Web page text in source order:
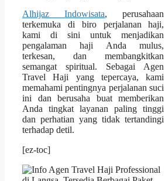
Alhijaz Indowisata, perusahaan
terkemuka di biro perjalanan haji,
kami di sini untuk menjadikan
pengalaman haji Anda mulus,
terkesan, dan membangkitkan
semangat spiritual. Sebagai Agen
Travel Haji yang tepercaya, kami
memahami pentingnya perjalanan suci
ini dan berusaha buat memberikan
Anda tingkat layanan paling tinggi
dan perhatian yang tidak tertandingi
terhadap detil.
[ez-toc]